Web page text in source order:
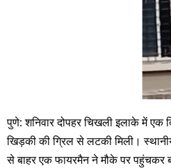
पुणे: शनिवार दोपहर चिखली इलाके में एक
खिड़की की ग्रिल से लटकी मिली।
से बाहर एक फायरमैन ने मौके पर पहुंचकर